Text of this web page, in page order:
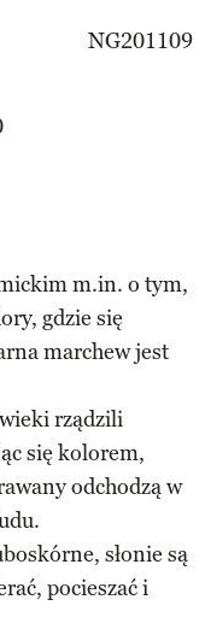
m.in. o tym,
gdzie się
marchew jest
rządzili
się kolorem,
odchodzą w
słonie są
pocieszać i